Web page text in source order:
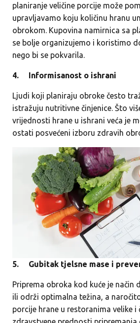
planiranje veličine porcije može
upravljavamo koju količinu hranu
obrokom. Kupovina namirnica sa
se bolje organizujemo i koristimo
nego bi se pokvarila.
4. Informisanost o ishrani
Ljudi koji planiraju obroke često
istražuju nutritivne činjenice. Što
vrijednosti hrane u ishrani veća je
ostati posvećeni izboru zdravih
5. Gubitak tjelsne mase i
Priprema obroka kod kuće je način
ili održi optimalna težina, a
porcije hrane u restoranima velike i